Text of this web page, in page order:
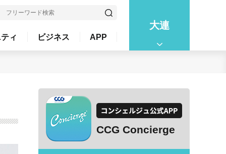
大連
ィ ビジネス APP
CCG Concierge